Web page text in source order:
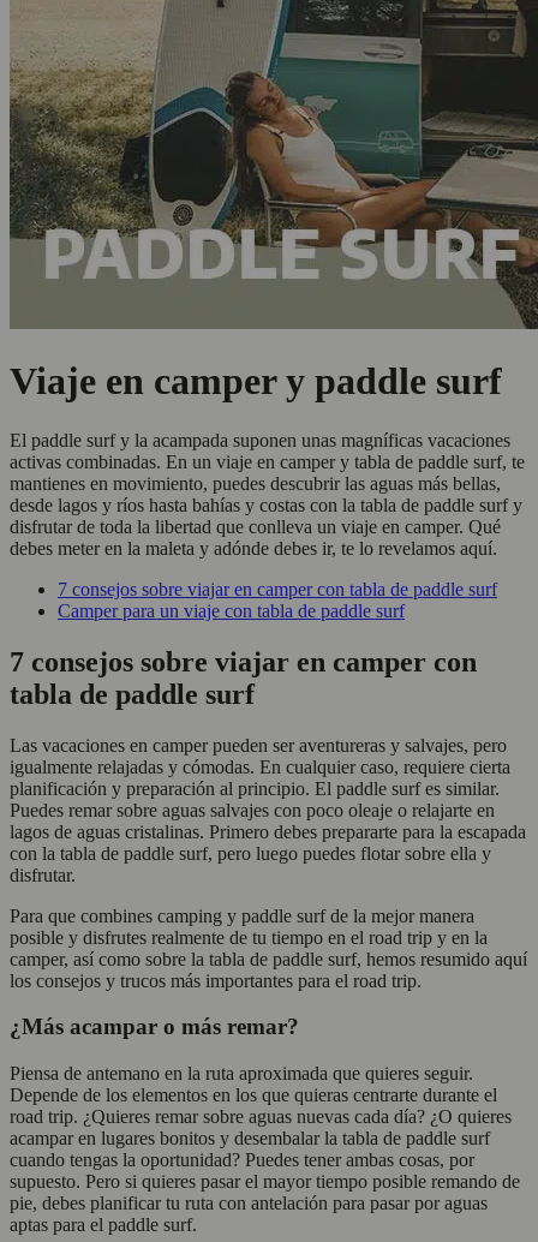
Viaje en camper y paddle surf
El paddle surf y la acampada suponen unas magníficas vacaciones
activas combinadas. En un viaje en camper y tabla de paddle surf, te
mantienes en movimiento, puedes descubrir las aguas más bellas,
desde lagos y ríos hasta bahías y costas con la tabla de paddle surf y
disfrutar de toda la libertad que conlleva un viaje en camper. Qué
debes meter en la maleta y adónde debes ir, te lo revelamos aquí.
7 consejos sobre viajar en camper con tabla de paddle surf
Camper para un viaje con tabla de paddle surf
7 consejos sobre viajar en camper con
tabla de paddle surf
Las vacaciones en camper pueden ser aventureras y salvajes, pero
igualmente relajadas y cómodas. En cualquier caso, requiere cierta
planificación y preparación al principio. El paddle surf es similar.
Puedes remar sobre aguas salvajes con poco oleaje o relajarte en
lagos de aguas cristalinas. Primero debes prepararte para la escapada
con la tabla de paddle surf, pero luego puedes flotar sobre ella y
disfrutar.
Para que combines camping y paddle surf de la mejor manera
posible y disfrutes realmente de tu tiempo en el road trip y en la
camper, así como sobre la tabla de paddle surf, hemos resumido aquí
los consejos y trucos más importantes para el road trip.
¿Más acampar o más remar?
Piensa de antemano en la ruta aproximada que quieres seguir.
Depende de los elementos en los que quieras centrarte durante el
road trip. ¿Quieres remar sobre aguas nuevas cada día? ¿O quieres
acampar en lugares bonitos y desembalar la tabla de paddle surf
cuando tengas la oportunidad? Puedes tener ambas cosas, por
supuesto. Pero si quieres pasar el mayor tiempo posible remando de
pie, debes planificar tu ruta con antelación para pasar por aguas
aptas para el paddle surf.